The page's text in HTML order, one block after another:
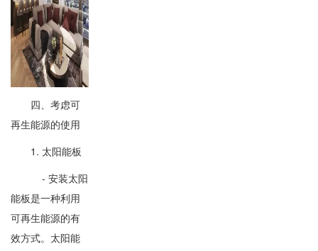
四、考虑可
再生能源的使用
1. 太阳能板
- 安装太阳
能板是一种利用
可再生能源的有
效方式。太阳能